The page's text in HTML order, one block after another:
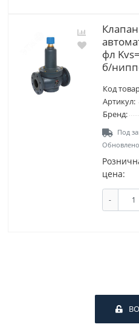
фл
б/
Код
Артикул:
Бренд:
Под
цена:
-